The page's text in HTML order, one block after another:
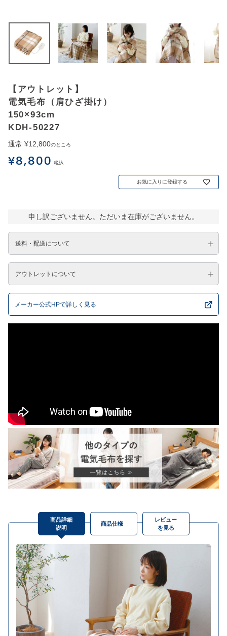
ログイン
【アウトレット】
電気毛布（肩ひざ掛け）
150×93cm
KDH-50227
通常 ¥12,800のところ
¥8,800 税込
お気に入りに登録する
申し訳ございません。ただいま在庫がございません。
送料・配送について
アウトレットについて
メーカー公式HPで詳しく見る
商品詳細
説明
商品仕様
レビュー
を見る